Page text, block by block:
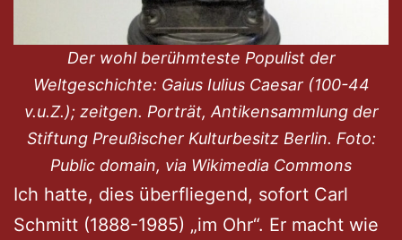
Der wohl berühmteste Populist der
Weltgeschichte: Gaius Iulius Caesar (100-44
v.u.Z.); zeitgen. Porträt, Antikensammlung der
Stiftung Preußischer Kulturbesitz Berlin. Foto:
Public domain, via Wikimedia Commons
Ich hatte, dies überfliegend, sofort Carl
Schmitt (1888-1985) „im Ohr“. Er macht wie